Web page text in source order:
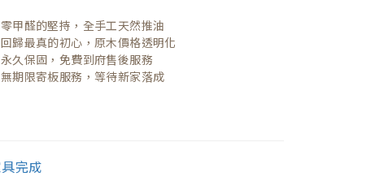
甲醛的堅持，全手工天然推油
歸最真的初心，原木價格透明化
久保固，免費到府售後服務
期限寄板服務，等待新家落成